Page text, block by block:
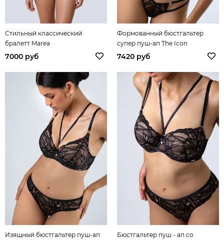
Стильный классический
бралетт Marea
7000 руб
Формованный бюстгальтер
супер пуш-ап The Icon
7420 руб
Изящный бюстгальтер пуш-ап
Бюстгальтер пуш - ап со